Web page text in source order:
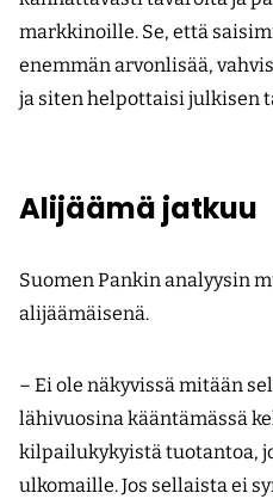
markkinoille. Se, että
enemmän arvonlisää,
ja siten helpottaisi julkisen
Alijäämä jatkuu
Suomen Pankin analyysin
alijäämäisenä.
– Ei ole näkyvissä mitään
lähivuosina kääntämässä
kilpailukykyistä tuotantoa,
ulkomaille. Jos sellaista ei